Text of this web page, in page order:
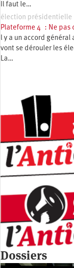
Il faut le…
élection présidentielle
Plateforme 4 : Ne pas
l y a un accord
vont se dérouler les
La…
Dossiers